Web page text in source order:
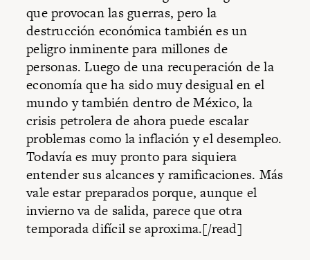
que provocan las guerras, pero la
destrucción económica también es un
peligro inminente para millones de
personas. Luego de una recuperación de la
economía que ha sido muy desigual en el
mundo y también dentro de México, la
crisis petrolera de ahora puede escalar
problemas como la inflación y el desempleo.
Todavía es muy pronto para siquiera
entender sus alcances y ramificaciones. Más
vale estar preparados porque, aunque el
invierno va de salida, parece que otra
temporada difícil se aproxima.[/read]